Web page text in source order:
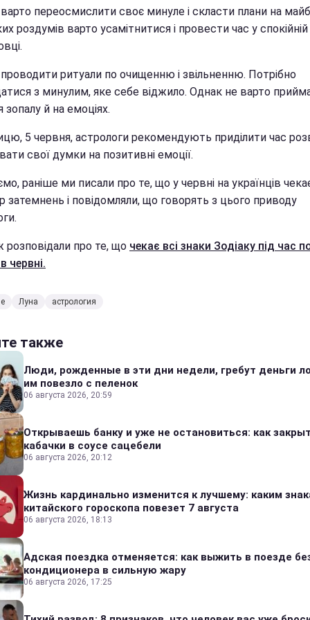
варто переосмислити своє минуле і скласти плани на
роздумів варто усамітнитися і провести час у спокійній
ритуали по очищенню і звільненню. Потрібно
з минулим, яке себе віджило. Однак не варто
зопалу й на емоціях.
5 червня, астрологи рекомендують приділити час
свої думки на позитивні емоції.
раніше ми писали про те, що у червні на українців
затемнень і повідомляли, що говорять з цього приводу
розповідали про те, що чекає всі знаки Зодіаку під час
червні.
Луна астрология
также
Люди, рожденные в эти дни недели, гребут деньги
им повезло с пеленок
06 августа 2026, 20:59
Открываешь банку и уже не остановиться: как
кабачки в соусе сацебели
06 августа 2026, 20:12
Жизнь кардинально изменится к лучшему: каким
китайского гороскопа повезет 7 августа
06 августа 2026, 18:13
Адская поездка отменяется: как выжить в поезде
кондиционера в сильную жару
06 августа 2026, 17:25